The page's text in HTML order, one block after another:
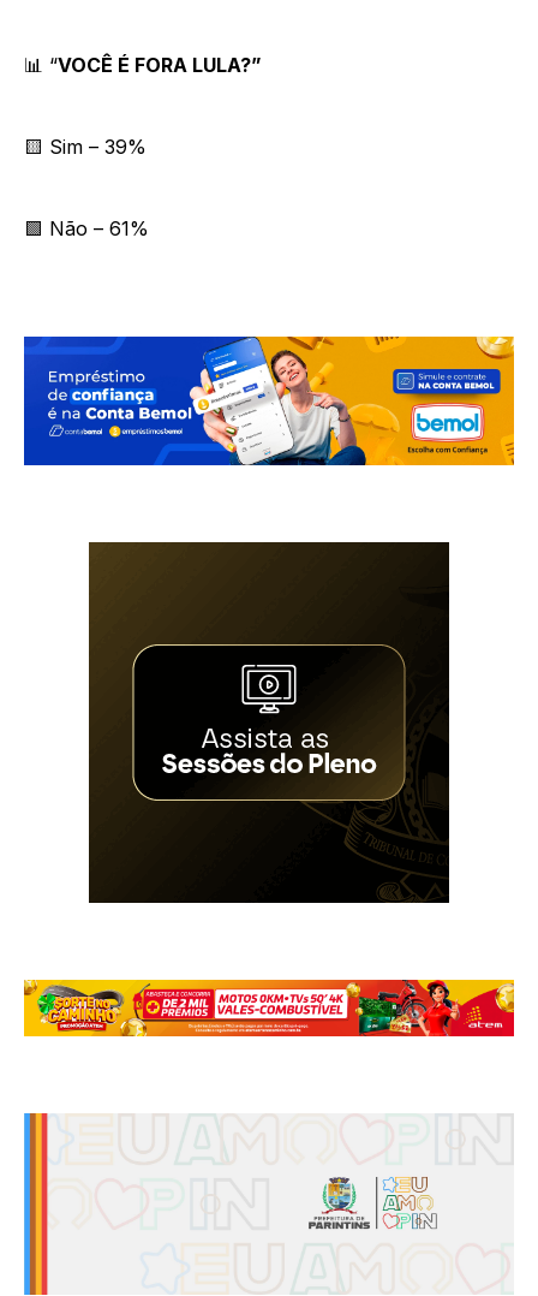
📊 “VOCÊ É FORA LULA?”
🟨 Sim – 39%
🟩 Não – 61%